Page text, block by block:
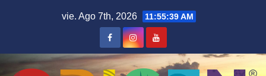
vie. Ago 7th, 2026 11:55:40 AM